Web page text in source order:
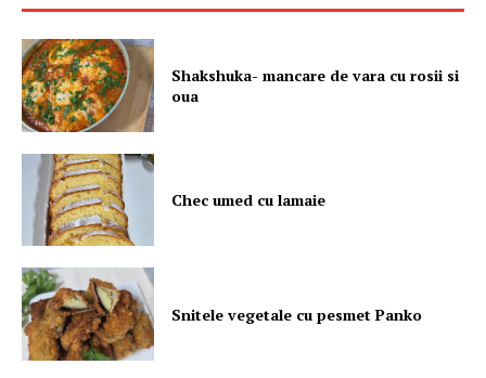
Shakshuka- mancare de vara cu rosii si
oua
Chec umed cu lamaie
Snitele vegetale cu pesmet Panko